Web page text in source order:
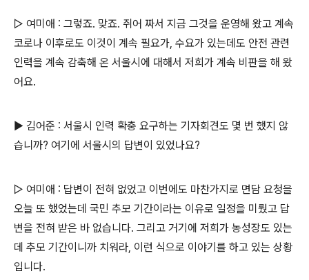
▷ 여미애 : 그렇죠. 맞죠. 쥐어 짜서 지금 그것을 운영해 왔고 계속
코로나 이후로도 이것이 계속 필요가, 수요가 있는데도 안전 관련
인력을 계속 감축해 온 서울시에 대해서 저희가 계속 비판을 해 왔
어요.
▶ 김어준 : 서울시 인력 확충 요구하는 기자회견도 몇 번 했지 않
습니까? 여기에 서울시의 답변이 있었나요?
▷ 여미애 : 답변이 전혀 없었고 이번에도 마찬가지로 면담 요청을
오늘 또 했었는데 국민 추모 기간이라는 이유로 일정을 미뤘고 답
변을 전혀 받은 바 없습니다. 그리고 거기에 저희가 농성장도 있는
데 추모 기간이니까 치워라, 이런 식으로 이야기를 하고 있는 상황
입니다.